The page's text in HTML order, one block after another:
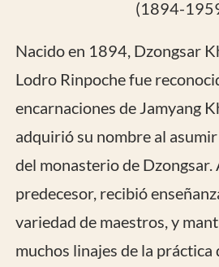
(1894-
Nacido en 1894, Dzongsar
Lodro Rinpoche fue
encarnaciones de Jamyang
adquirió su nombre al
del monasterio de Dzongsar.
predecesor, recibió
variedad de maestros, y
muchos linajes de la práctica